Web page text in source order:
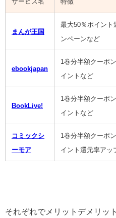
サービス名 特徴
まんが王国
最大50％ポイント
ンペーンなど
ebookjapan
1巻分半額クーポ
イントなど
BookLive!
1巻分半額クーポ
イントなど
コミックシ
ーモア
1巻分半額クーポ
イント還元率アッ
それぞれでメリットデメリッ